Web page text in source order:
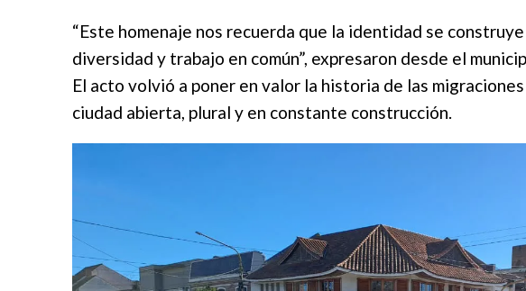
“Este homenaje nos recuerda que la identidad se
diversidad y trabajo en común”, expresaron desde el
El acto volvió a poner en valor la historia de las
ciudad abierta, plural y en constante construcción.